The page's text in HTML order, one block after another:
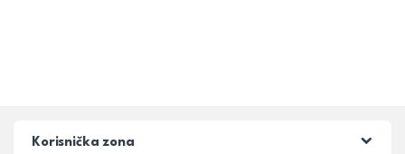
Korisnička zona